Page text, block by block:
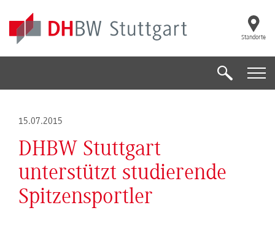
Skip to main content
Standorte
Suche
15.07.2015
DHBW Stuttgart
unterstützt studierende
Spitzensportler